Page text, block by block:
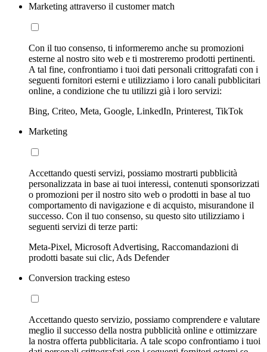
Marketing attraverso il customer match
Con il tuo consenso, ti informeremo anche su promozioni
esterne al nostro sito web e ti mostreremo prodotti pertinenti.
A tal fine, confrontiamo i tuoi dati personali crittografati con i
seguenti fornitori esterni e utilizziamo i loro canali pubblicitari
online, a condizione che tu utilizzi già i loro servizi:
Bing, Criteo, Meta, Google, LinkedIn, Printerest, TikTok
Marketing
Accettando questi servizi, possiamo mostrarti pubblicità
personalizzata in base ai tuoi interessi, contenuti sponsorizzati
o promozioni per il nostro sito web o prodotti in base al tuo
comportamento di navigazione e di acquisto, misurandone il
successo. Con il tuo consenso, su questo sito utilizziamo i
seguenti servizi di terze parti:
Meta-Pixel, Microsoft Advertising, Raccomandazioni di
prodotti basate sui clic, Ads Defender
Conversion tracking esteso
Accettando questo servizio, possiamo comprendere e valutare
meglio il successo della nostra pubblicità online e ottimizzare
la nostra offerta pubblicitaria. A tale scopo confrontiamo i tuoi